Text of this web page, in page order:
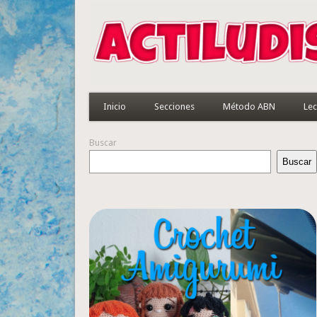
Inicio Secciones Método ABN
Buscar
Buscar